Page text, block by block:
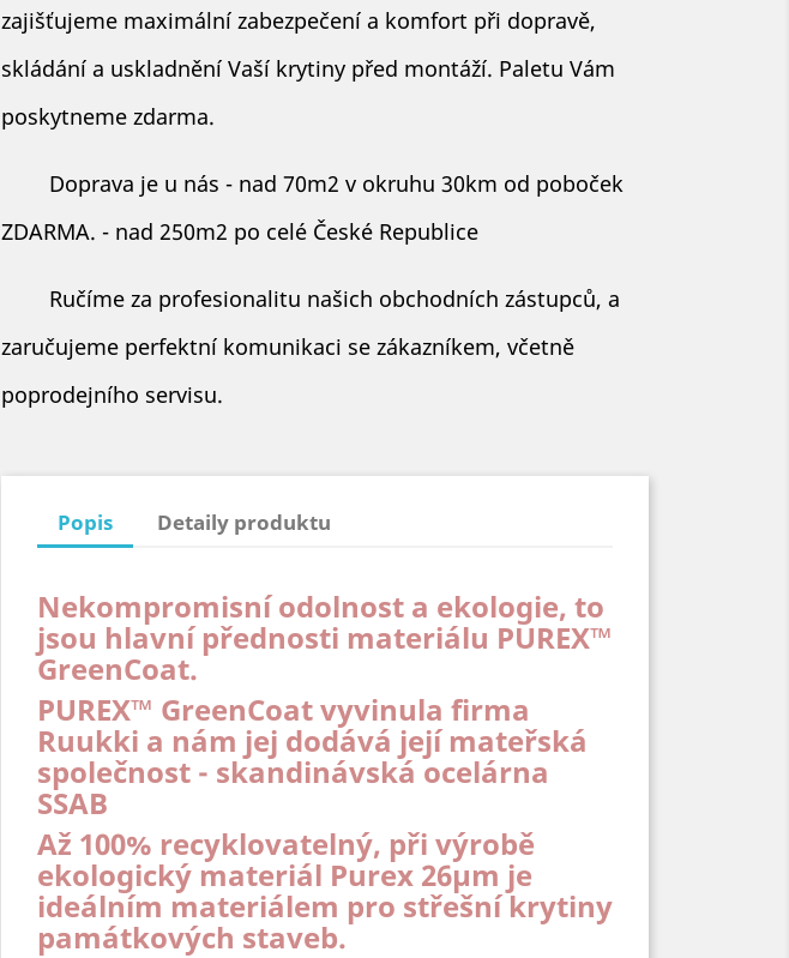
zajišťujeme maximální zabezpečení a komfort při dopravě,
skládání a uskladnění Vaší krytiny před montáží. Paletu Vám
poskytneme zdarma.
Doprava je u nás - nad 70m2 v okruhu 30km od poboček
ZDARMA. - nad 250m2 po celé České Republice
Ručíme za profesionalitu našich obchodních zástupců, a
zaručujeme perfektní komunikaci se zákazníkem, včetně
poprodejního servisu.
Popis Detaily produktu
Nekompromisní odolnost a ekologie, to
jsou hlavní přednosti materiálu PUREX™
GreenCoat.
PUREX™ GreenCoat vyvinula firma
Ruukki a nám jej dodává její mateřská
společnost - skandinávská ocelárna
SSAB
Až 100% recyklovatelný, při výrobě
ekologický materiál Purex 26µm je
ideálním materiálem pro střešní krytiny
památkových staveb.